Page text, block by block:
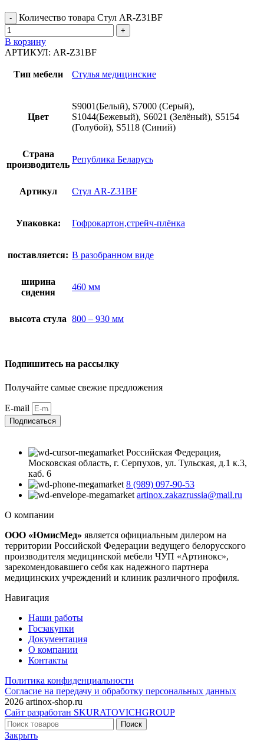
Количество товара Стул AR-Z31BF
В корзину
АРТИКУЛ: AR-Z31BF
Тип мебели Стулья медицинские
Цвет
S9001(Белый), S7000 (Серый),
S1044(Бежевый), S6021 (Зелёный), S5154
(Голубой), S5118 (Синий)
Страна
производитель
Република Беларусь
Артикул Стул AR-Z31BF
Упаковка: Гофрокартон,стрейч-плёнка
поставляется: В разобранном виде
ширина
сидения
460 мм
высота стула 800 – 930 мм
Подпишитесь на рассылку
Получайте самые свежие предложения
E-mail
Подписаться
Российская Федерация,
Московская область, г. Серпухов, ул. Тульская, д.1 к.3,
каб. 6
8 (989) 097-90-53
artinox.zakazrussia@mail.ru
О компании
ООО «ЮмисМед» является официальным дилером на
территории Российской Федерации ведущего белорусского
производителя медицинской мебели ЧУП «Артинокс»,
зарекомендовавшего себя как надежного партнера
медицинских учреждений и клиник различного профиля.
Навигация
Наши работы
Госзакупки
Документация
О компании
Контакты
Политика конфиденциальности
Согласие на передачу и обработку персональных данных
2026 artinox-shop.ru
Сайт разработан SKURATOVICHGROUP
Поиск
Закрыть